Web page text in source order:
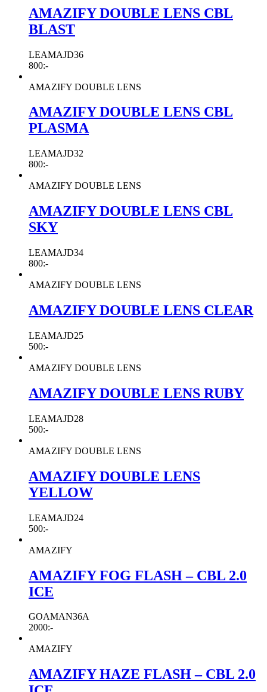
AMAZIFY DOUBLE LENS CBL
BLAST
LEAMAJD36
800:-
AMAZIFY DOUBLE LENS
AMAZIFY DOUBLE LENS CBL
PLASMA
LEAMAJD32
800:-
AMAZIFY DOUBLE LENS
AMAZIFY DOUBLE LENS CBL
SKY
LEAMAJD34
800:-
AMAZIFY DOUBLE LENS
AMAZIFY DOUBLE LENS CLEAR
LEAMAJD25
500:-
AMAZIFY DOUBLE LENS
AMAZIFY DOUBLE LENS RUBY
LEAMAJD28
500:-
AMAZIFY DOUBLE LENS
AMAZIFY DOUBLE LENS
YELLOW
LEAMAJD24
500:-
AMAZIFY
AMAZIFY FOG FLASH – CBL 2.0
ICE
GOAMAN36A
2000:-
AMAZIFY
AMAZIFY HAZE FLASH – CBL 2.0